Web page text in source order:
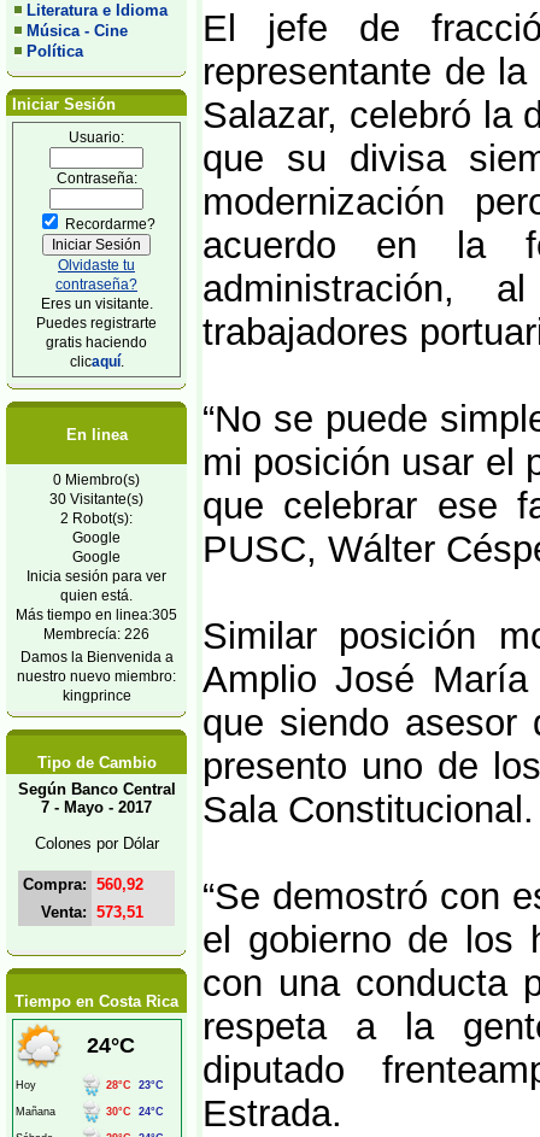
Literatura e Idioma
Música - Cine
Política
Iniciar Sesión
Usuario:
Contraseña:
Recordarme?
Olvidaste tu
contraseña?
Eres un visitante.
Puedes registrarte
gratis haciendo
clicaquí.
En linea
0 Miembro(s)
30 Visitante(s)
2 Robot(s):
Google
Google
Inicia sesión para ver
quien está.
Más tiempo en linea:305
Membrecía: 226
Damos la Bienvenida a
nuestro nuevo miembro:
kingprince
Tipo de Cambio
Según Banco Central
7 - Mayo - 2017
Colones por Dólar
Compra: 560,92
Venta: 573,51
Tiempo en Costa Rica
El jefe de
representante de
Salazar, celebró la
que su divisa
modernización
acuerdo en la
administración,
trabajadores
“No se puede
mi posición usar el
que celebrar ese
PUSC, Wálter
Similar posición
Amplio José
que siendo asesor
presento uno de
Sala Constitucional.
“Se demostró con
el gobierno de los
con una conducta
respeta a la
diputado
Estrada.